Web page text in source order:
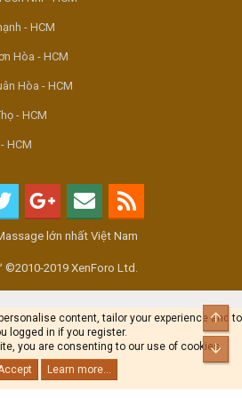
- HCM
Hòa - HCM
Hòa - HCM
- HCM
HCM
lớn nhất Việt Nam
2019 XenForo Ltd.
content, tailor your experience and to
logged in if you register.
you are consenting to our use of cookies.
Learn more...
Top